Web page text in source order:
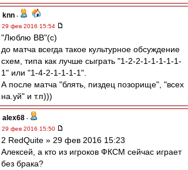
knn -
29 фев 2016 15:54
"Люблю ВВ"(с)
до матча всегда такое культурное обсуждение
схем, типа как лучше сыграть "1-2-2-1-1-1-1-1-
1" или "1-4-2-1-1-1-1".
А после матча "блять, пиздец позорище", "всех
на.уй" и т.п)))
alex68 -
29 фев 2016 15:50
2 RedQuite » 29 фев 2016 15:23
Алексей, а кто из игроков ФКСМ сейчас играет
без брака?